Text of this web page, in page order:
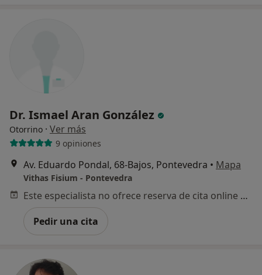
Dr. Ismael Aran González
Otorrino · Ver más
9 opiniones
Av. Eduardo Pondal, 68-Bajos, Pontevedra • Mapa
Vithas Fisium - Pontevedra
Este especialista no ofrece reserva de cita online en esta dirección.
Pedir una cita